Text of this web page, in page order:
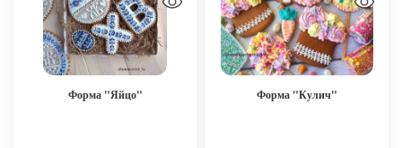
Форма "Яйцо" Форма "Кулич"